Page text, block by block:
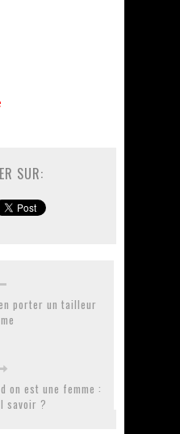
SUR:
porter un tailleur
on est une femme :
savoir ?